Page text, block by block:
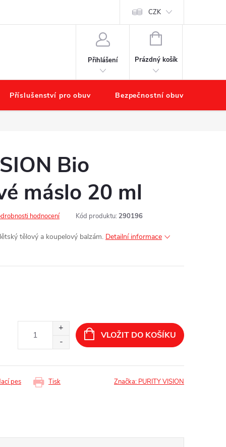
Obchodní podmínky
CZK
Přihlášení
NÁKUPNÍ
Prázdný košík
Příslušenství pro obuv Bezpečnostní obuv
Bio
máslo 20 ml
hodnocení Kód produktu: 290196
tělový a koupelový balzám. Detailní informace
VLOŽIT DO KOŠÍKU
Tisk
pes Značka: PURITY VISION